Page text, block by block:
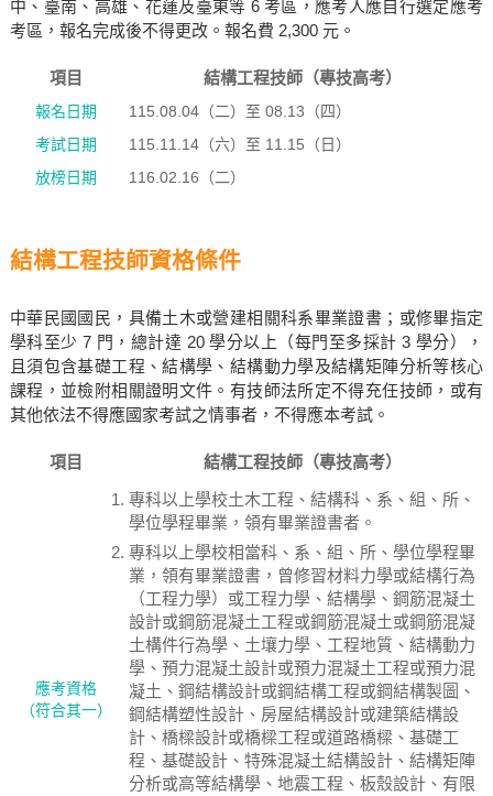
中、臺南、高雄、花蓮及臺東等 6 考區，應考人應自行選定應考
考區，報名完成後不得更改。報名費 2,300 元。
項目 結構工程技師（專技高考）
報名日期
115.08.04（二）至 08.13（四）
考試日期
115.11.14（六）至 11.15（日）
放榜日期
116.02.16（二）
結構工程技師資格條件
中華民國國民，具備土木或營建相關科系畢業證書；或修畢指定
學科至少 7 門，總計達 20 學分以上（每門至多採計 3 學分），
且須包含基礎工程、結構學、結構動力學及結構矩陣分析等核心
課程，並檢附相關證明文件。有技師法所定不得充任技師，或有
其他依法不得應國家考試之情事者，不得應本考試。
項目 結構工程技師（專技高考）
應考資格
（符合其一）
專科以上學校土木工程、結構科、系、組、所、
學位學程畢業，領有畢業證書者。
專科以上學校相當科、系、組、所、學位學程畢
業，領有畢業證書，曾修習材料力學或結構行為
（工程力學）或工程力學、結構學、鋼筋混凝土
設計或鋼筋混凝土工程或鋼筋混凝土或鋼筋混凝
土構件行為學、土壤力學、工程地質、結構動力
學、預力混凝土設計或預力混凝土工程或預力混
凝土、鋼結構設計或鋼結構工程或鋼結構製圖、
鋼結構塑性設計、房屋結構設計或建築結構設
計、橋樑設計或橋樑工程或道路橋樑、基礎工
程、基礎設計、特殊混凝土結構設計、結構矩陣
分析或高等結構學、地震工程、板殼設計、有限